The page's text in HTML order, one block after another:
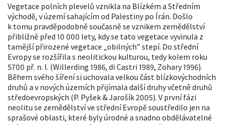
Vegetace polních plevelů vznikla na Blízkém a Středním
východě, v území sahajícím od Palestiny po Írán. Došlo
k tomu pravděpodobně současně se vznikem zemědělství
přibližně před 10 000 lety, kdy se tato vegetace vyvinula z
tamější přirozené vegetace „obilných” stepí. Do střední
Evropy se rozšířila s neolitickou kulturou, tedy kolem roku
5700 př. n. l. (Willerding 1986, di Castri 1989, Zohary 1996).
Během svého šíření si uchovala velkou část blízkovýchodních
druhů a v nových územích přijímala další druhy včetně druhů
středoevropských (P. Pyšek & Jarošík 2005). V první fázi
neolitu se zemědělství ve střední Evropě soustředilo jen na
sprašové oblasti, které byly úrodné a snadno obdělávatelné